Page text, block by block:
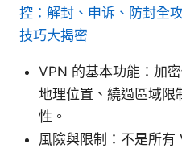
控：解封、申诉、防封全
技巧大揭密
VPN 的基本功能：加
地理位置、繞過區域限
性。
風險與限制：不是所